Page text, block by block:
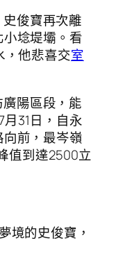
俊寶再次離
埝堤壩。看
，他悲喜交室
陽區段，能
31日，自永
前，最岑嶺
值到達2500立
境的史俊寶，